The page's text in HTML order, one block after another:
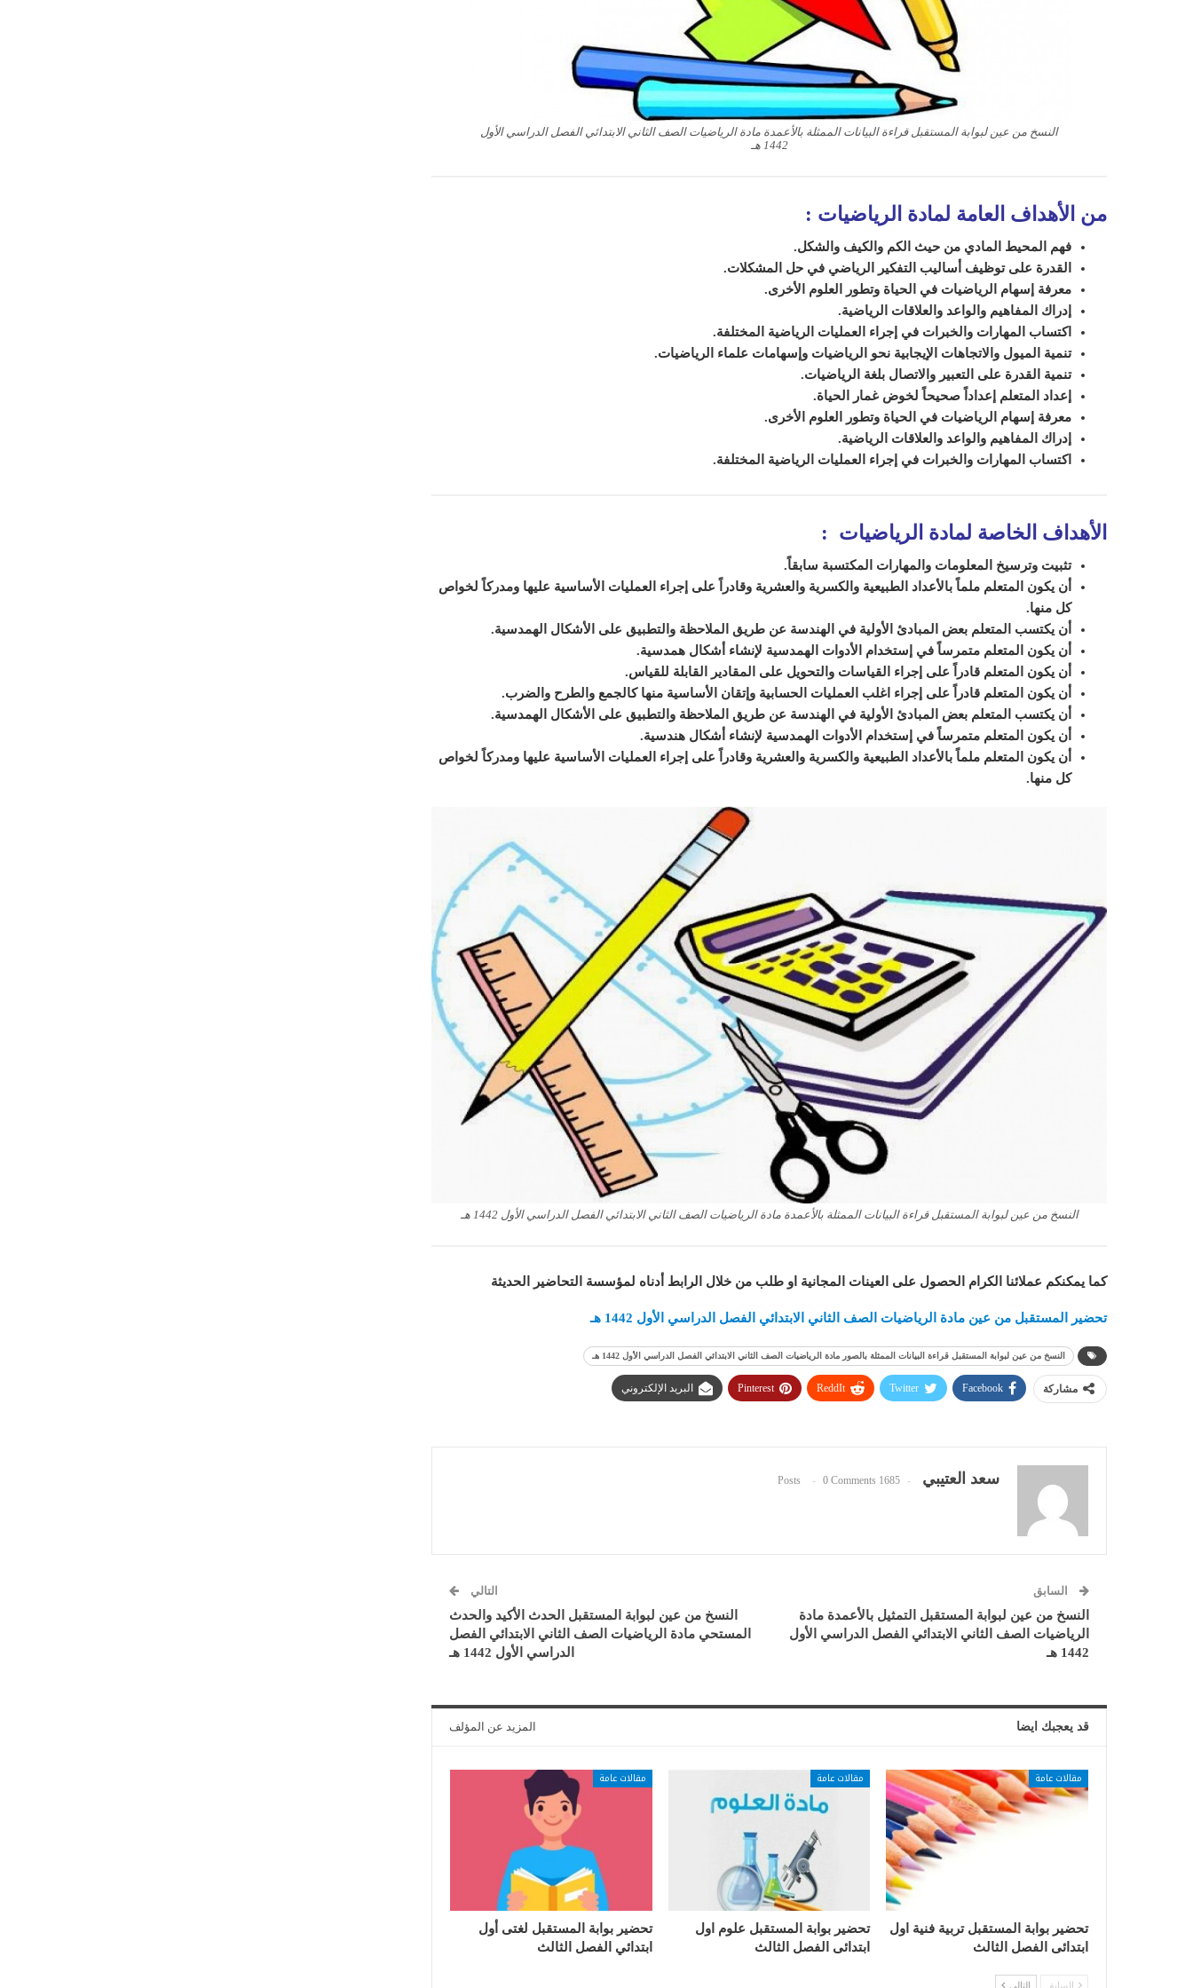
النسخ من عين لبوابة المستقبل قراءة البيانات الممثلة بالأعمدة مادة الرياضيات الصف الثاني الابتدائي الفصل الدراسي الأول
1442 هـ
من الأهداف العامة لمادة الرياضيات :
فهم المحيط المادي من حيث الكم والكيف والشكل.
القدرة على توظيف أساليب التفكير الرياضي في حل المشكلات.
معرفة إسهام الرياضيات في الحياة وتطور العلوم الأخرى.
إدراك المفاهيم والواعد والعلاقات الرياضية.
اكتساب المهارات والخبرات في إجراء العمليات الرياضية المختلفة.
تنمية الميول والاتجاهات الإيجابية نحو الرياضيات وإسهامات علماء الرياضيات.
تنمية القدرة على التعبير والاتصال بلغة الرياضيات.
إعداد المتعلم إعداداً صحيحاً لخوض غمار الحياة.
معرفة إسهام الرياضيات في الحياة وتطور العلوم الأخرى.
إدراك المفاهيم والواعد والعلاقات الرياضية.
اكتساب المهارات والخبرات في إجراء العمليات الرياضية المختلفة.
الأهداف الخاصة لمادة الرياضيات :
تثبيت وترسيخ المعلومات والمهارات المكتسبة سابقاً.
أن يكون المتعلم ملماً بالأعداد الطبيعية والكسرية والعشرية وقادراً على إجراء العمليات الأساسية عليها ومدركاً لخواص
كل منها.
أن يكتسب المتعلم بعض المبادئ الأولية في الهندسة عن طريق الملاحظة والتطبيق على الأشكال الهمدسية.
أن يكون المتعلم متمرساً في إستخدام الأدوات الهمدسية لإنشاء أشكال همدسية.
أن يكون المتعلم قادراً على إجراء القياسات والتحويل على المقادير القابلة للقياس.
أن يكون المتعلم قادراً على إجراء اغلب العمليات الحسابية وإتقان الأساسية منها كالجمع والطرح والضرب.
أن يكتسب المتعلم بعض المبادئ الأولية في الهندسة عن طريق الملاحظة والتطبيق على الأشكال الهمدسية.
أن يكون المتعلم متمرساً في إستخدام الأدوات الهمدسية لإنشاء أشكال هندسية.
أن يكون المتعلم ملماً بالأعداد الطبيعية والكسرية والعشرية وقادراً على إجراء العمليات الأساسية عليها ومدركاً لخواص
كل منها.
النسخ من عين لبوابة المستقبل قراءة البيانات الممثلة بالأعمدة مادة الرياضيات الصف الثاني الابتدائي الفصل الدراسي الأول 1442 هـ
كما يمكنكم عملائنا الكرام الحصول على العينات المجانية او طلب من خلال الرابط أدناه لمؤسسة التحاضير الحديثة
تحضير المستقبل من عين مادة الرياضيات الصف الثاني الابتدائي الفصل الدراسي الأول 1442 هـ
النسخ من عين لبوابة المستقبل قراءة البيانات الممثلة بالصور مادة الرياضيات الصف الثاني الابتدائي الفصل الدراسي الأول 1442 هـ
مشاركة Facebook
Twitter
ReddIt
Pinterest البريد الإلكتروني
سعد العتيبي 1685 Posts
0 Comments
السابق
النسخ من عين لبوابة المستقبل التمثيل بالأعمدة مادة
الرياضيات الصف الثاني الابتدائي الفصل الدراسي الأول
1442 هـ
التالي
النسخ من عين لبوابة المستقبل الحدث الأكيد والحدث
المستحي مادة الرياضيات الصف الثاني الابتدائي الفصل
الدراسي الأول 1442 هـ
قد يعجبك ايضا المزيد عن المؤلف
مقالات عامة
تحضير بوابة المستقبل تربية فنية اول
ابتدائى الفصل الثالث
مقالات عامة
تحضير بوابة المستقبل علوم اول
ابتدائى الفصل الثالث
مقالات عامة
تحضير بوابة المستقبل لغتى أول
ابتدائي الفصل الثالث
السابق التالي